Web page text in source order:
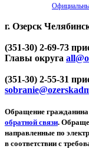
г. Озерск
(351-30) 2-69-73
Главы округа
(351-30) 2-55-31
Обращение
обратной связи.
направленные по
в соответствии с